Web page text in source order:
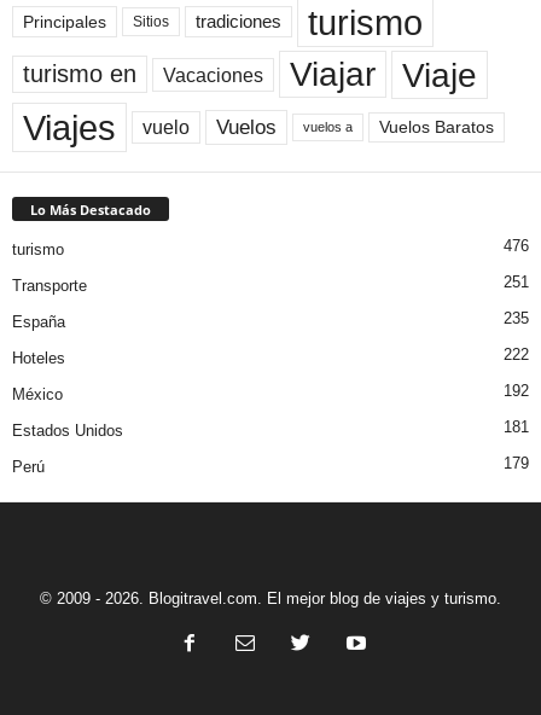
Principales Sitios tradiciones turismo
turismo en Vacaciones Viajar Viaje
Viajes vuelo Vuelos vuelos a Vuelos Baratos
Lo Más Destacado
turismo 476
Transporte 251
España 235
Hoteles 222
México 192
Estados Unidos 181
Perú 179
© 2009 - 2026. Blogitravel.com. El mejor blog de viajes y turismo.